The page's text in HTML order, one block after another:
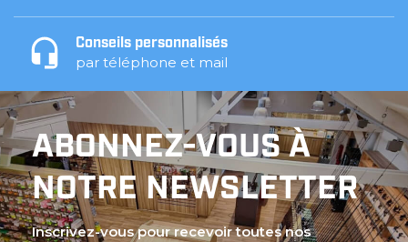
Conseils personnalisés
par téléphone et mail
ABONNEZ-VOUS À
NOTRE NEWSLETTER
Inscrivez-vous pour recevoir toutes nos